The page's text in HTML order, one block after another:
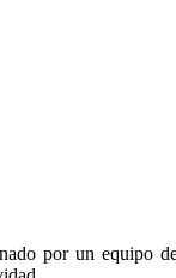
por un equipo